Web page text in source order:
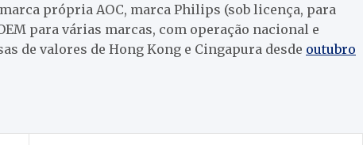
própria AOC, marca Philips (sob licença, para
para várias marcas, com operação nacional e
de valores de Hong Kong e Cingapura desde outubro